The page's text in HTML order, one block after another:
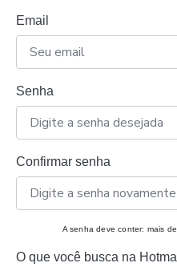
Email
Senha
Confirmar senha
A senha deve conter: mais
O que você busca na